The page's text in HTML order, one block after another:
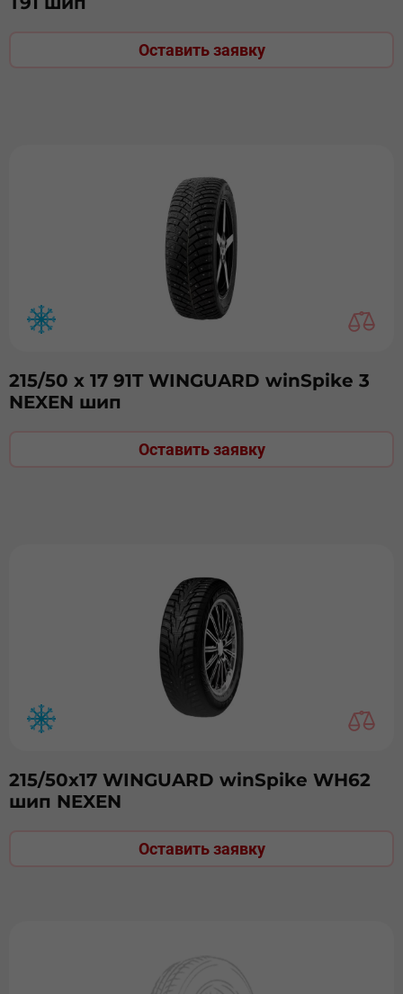
Оставить заявку
215/50 х 17 91T WINGUARD winSpike 3
NEXEN шип
Оставить заявку
215/50х17 WINGUARD winSpike WH62
шип NEXEN
Оставить заявку